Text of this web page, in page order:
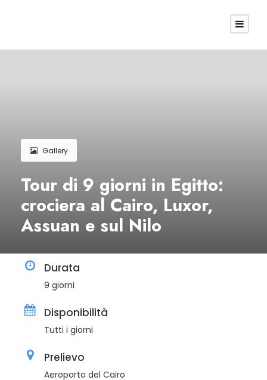
Gallery
Tour di 9 giorni in Egitto:
crociera al Cairo, Luxor,
Assuan e sul Nilo
Durata
9 giorni
Disponibilità
Tutti i giorni
Prelievo
Aeroporto del Cairo